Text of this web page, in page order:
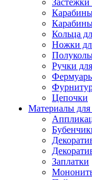
Застежки
Кольца
Ножки
Ручки
Цепочки
Материалы для
Заплатки